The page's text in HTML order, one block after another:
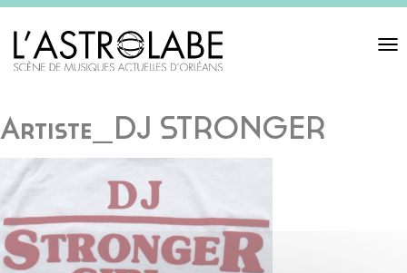
Toggle
Artiste_DJ STRONGER